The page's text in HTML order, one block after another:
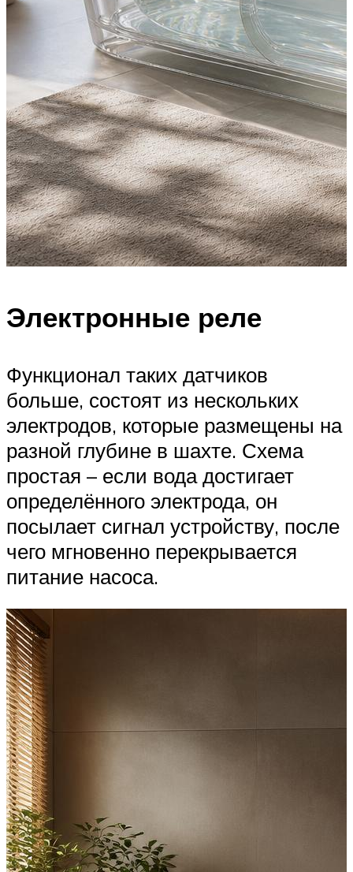
Электронные реле
Функционал таких датчиков
больше, состоят из нескольких
электродов, которые размещены на
разной глубине в шахте. Схема
простая – если вода достигает
определённого электрода, он
посылает сигнал устройству, после
чего мгновенно перекрывается
питание насоса.